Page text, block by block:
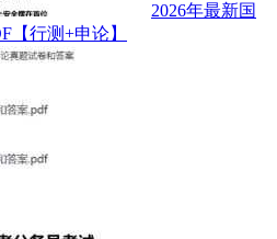
2026年最新国
【行测+申论】